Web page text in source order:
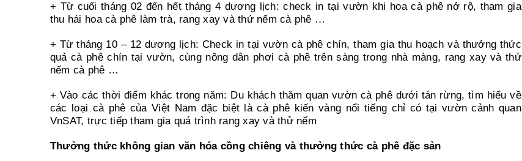
+ Từ cuối tháng 02 đến hết tháng 4 dương lịch: check in tại vườn khi hoa cà phê nở rộ, tham gia
thu hái hoa cà phê làm trà, rang xay và thử nếm cà phê …
+ Từ tháng 10 – 12 dương lịch: Check in tại vườn cà phê chín, tham gia thu hoạch và thưởng thức
quả cà phê chín tại vườn, cùng nông dân phơi cà phê trên sàng trong nhà màng, rang xay và thử
nếm cà phê …
+ Vào các thời điểm khác trong năm: Du khách thăm quan vườn cà phê dưới tán rừng, tìm hiểu về
các loại cà phê của Việt Nam đặc biệt là cà phê kiến vàng nổi tiếng chỉ có tại vườn cảnh quan
VnSAT, trực tiếp tham gia quá trình rang xay và thử nếm
Thưởng thức không gian văn hóa cồng chiêng và thưởng thức cà phê đặc sản